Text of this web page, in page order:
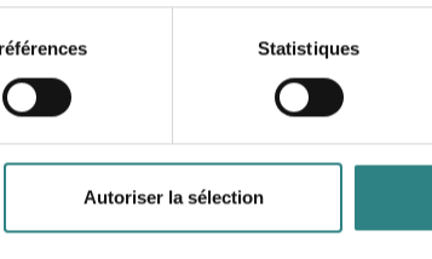
Statistiques
Autoriser la sélection
solution and innovative products
for both merchants and customers.